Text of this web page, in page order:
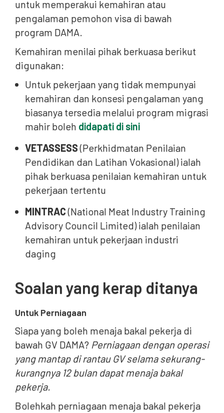
untuk memperakui kemahiran atau
pengalaman pemohon visa di bawah
program DAMA.
Kemahiran menilai pihak berkuasa berikut
digunakan:
Untuk pekerjaan yang tidak mempunyai
kemahiran dan konsesi pengalaman yang
biasanya tersedia melalui program migrasi
mahir boleh didapati di sini
VETASSESS(Perkhidmatan Penilaian
Pendidikan dan Latihan Vokasional) ialah
pihak berkuasa penilaian kemahiran untuk
pekerjaan tertentu
MINTRAC(National Meat Industry Training
Advisory Council Limited) ialah penilaian
kemahiran untuk pekerjaan industri
daging
Soalan yang kerap ditanya
Untuk Perniagaan
Siapa yang boleh menaja bakal pekerja di
bawah GV DAMA? Perniagaan dengan operasi
yang mantap di rantau GV selama sekurang-
kurangnya 12 bulan dapat menaja bakal
pekerja.
Bolehkah perniagaan menaja bakal pekerja